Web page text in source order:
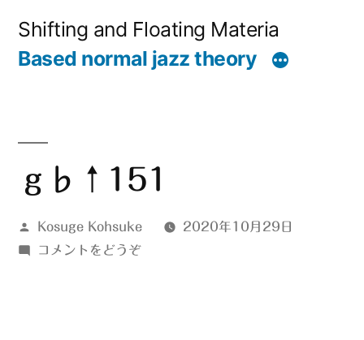
Shifting and Floating Materia
Based normal jazz theory
ｇ♭↑151
投
稿
Kosuge Kohsuke
2020年10月29日
コメントをどうぞ(ｇ